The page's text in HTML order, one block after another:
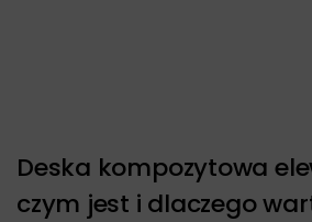
Deska kompozytowa
czym jest i dlaczego